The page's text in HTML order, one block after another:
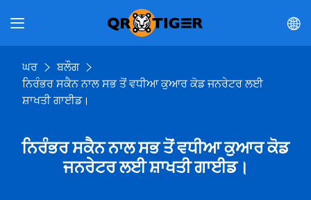
ਘਰ
ਬਲੌਗ
ਨਿਰੰਭਰ ਸਕੈਨ ਨਾਲ ਸਭ ਤੋਂ ਵਧੀਆ ਕੁਆਰ ਕੋਡ ਜਨਰੇਟਰ ਲਈ
ਸ਼ਾਖਤੀ ਗਾਈਡ।
ਨਿਰੰਭਰ ਸਕੈਨ ਨਾਲ ਸਭ ਤੋਂ ਵਧੀਆ ਕੁਆਰ ਕੋਡ
ਜਨਰੇਟਰ ਲਈ ਸ਼ਾਖਤੀ ਗਾਈਡ।